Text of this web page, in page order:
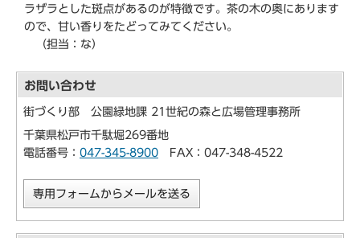
ラザラとした斑点があるのが特徴です。茶の木の奥にあります
ので、甘い香りをたどってみてください。
（担当：な）
お問い合わせ
街づくり部 公園緑地課 21世紀の森と広場管理事務所
千葉県松戸市千駄堀269番地
電話番号： 047-345-8900 FAX：047-348-4522
専用フォームからメールを送る